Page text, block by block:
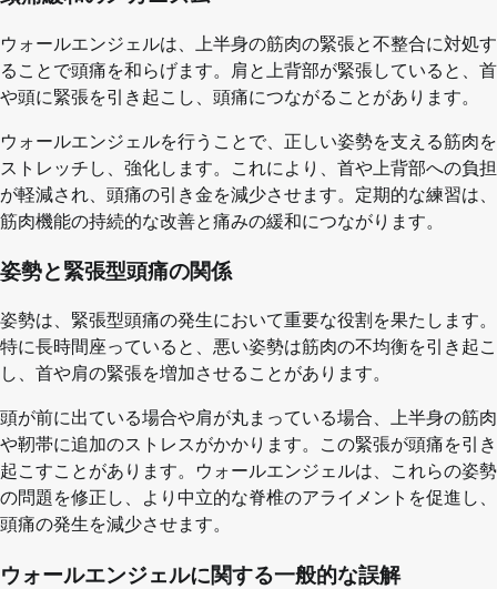
ウォールエンジェルは、上半身の筋肉の緊張と不整合に対処す
ることで頭痛を和らげます。肩と上背部が緊張していると、首
や頭に緊張を引き起こし、頭痛につながることがあります。
ウォールエンジェルを行うことで、正しい姿勢を支える筋肉を
ストレッチし、強化します。これにより、首や上背部への負担
が軽減され、頭痛の引き金を減少させます。定期的な練習は、
筋肉機能の持続的な改善と痛みの緩和につながります。
姿勢と緊張型頭痛の関係
姿勢は、緊張型頭痛の発生において重要な役割を果たします。
特に長時間座っていると、悪い姿勢は筋肉の不均衡を引き起こ
し、首や肩の緊張を増加させることがあります。
頭が前に出ている場合や肩が丸まっている場合、上半身の筋肉
や靭帯に追加のストレスがかかります。この緊張が頭痛を引き
起こすことがあります。ウォールエンジェルは、これらの姿勢
の問題を修正し、より中立的な脊椎のアライメントを促進し、
頭痛の発生を減少させます。
ウォールエンジェルに関する一般的な誤解